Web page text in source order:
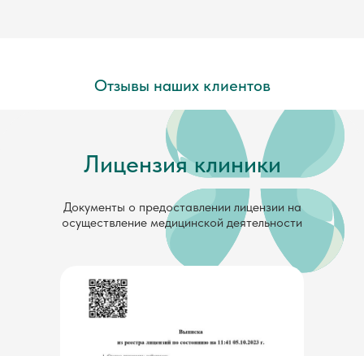
Отзывы наших клиентов
Лицензия клиники
Документы о предоставлении лицензии на
осуществление медицинской деятельности